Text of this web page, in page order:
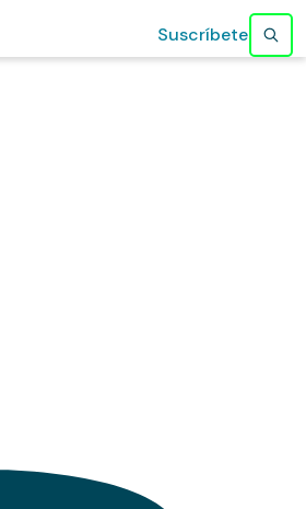
Suscríbete